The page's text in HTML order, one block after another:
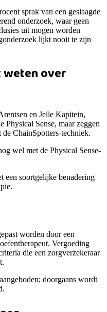
sprak van een geslaagde
onderzoek, waar geen
uit mogen worden
lijkt nooit te zijn
weten over
en Jelle Kapitein,
Physical Sense, maar zeggen
de ChainSpotters-techniek.
wel met de Physical Sense-
een soortgelijke benadering
worden door een
Vergoeding
die een zorgverzekeraar
doorgaans wordt